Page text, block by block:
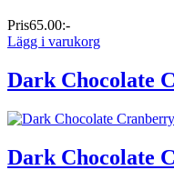
Pris65.00:-
Lägg i varukorg
Dark Chocolate
Dark Chocolate